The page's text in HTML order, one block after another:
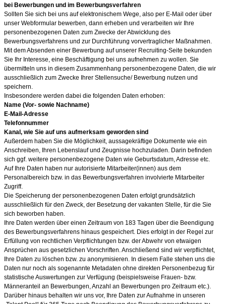
bei Bewerbungen und im Bewerbungsverfahren
Sollten Sie sich bei uns auf elektronischem Wege, also per E-Mail oder über
unser Webformular bewerben, dann erheben und verarbeiten wir Ihre
personenbezogenen Daten zum Zwecke der Abwicklung des
Bewerbungsverfahrens und zur Durchführung vorvertraglicher Maßnahmen.
Mit dem Absenden einer Bewerbung auf unserer Recruiting-Seite bekunden
Sie Ihr Interesse, eine Beschäftigung bei uns aufnehmen zu wollen. Sie
übermitteln uns in diesem Zusammenhang personenbezogene Daten, die wir
ausschließlich zum Zwecke Ihrer Stellensuche/ Bewerbung nutzen und
speichern.
Insbesondere werden dabei die folgenden Daten erhoben:
Name (Vor- sowie Nachname)
E-Mail-Adresse
Telefonnummer
Kanal, wie Sie auf uns aufmerksam geworden sind
Außerdem haben Sie die Möglichkeit, aussagekräftige Dokumente wie ein
Anschreiben, Ihren Lebenslauf und Zeugnisse hochzuladen. Darin befinden
sich ggf. weitere personenbezogene Daten wie Geburtsdatum, Adresse etc.
Auf Ihre Daten haben nur autorisierte Mitarbeiter(innen) aus dem
Personalbereich bzw. in das Bewerbungsverfahren involvierte Mitarbeiter
Zugriff.
Die Speicherung der personenbezogenen Daten erfolgt grundsätzlich
ausschließlich für den Zweck, der Besetzung der vakanten Stelle, für die Sie
sich beworben haben.
Ihre Daten werden über einen Zeitraum von 183 Tagen über die Beendigung
des Bewerbungsverfahrens hinaus gespeichert. Dies erfolgt in der Regel zur
Erfüllung von rechtlichen Verpflichtungen bzw. der Abwehr von etwaigen
Ansprüchen aus gesetzlichen Vorschriften. Anschließend sind wir verpflichtet,
Ihre Daten zu löschen bzw. zu anonymisieren. In diesem Falle stehen uns die
Daten nur noch als sogenannte Metadaten ohne direkten Personenbezug für
statistische Auswertungen zur Verfügung (beispielsweise Frauen- bzw.
Männeranteil an Bewerbungen, Anzahl an Bewerbungen pro Zeitraum etc.).
Darüber hinaus behalten wir uns vor, Ihre Daten zur Aufnahme in unseren